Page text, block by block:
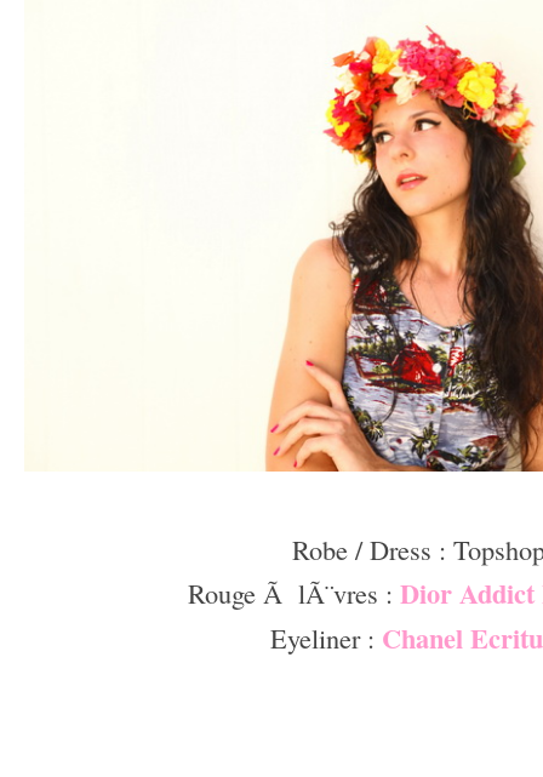
Robe / Dress :
Rouge Ã lÃ¨vres : Dior
Eyeliner : Chanel